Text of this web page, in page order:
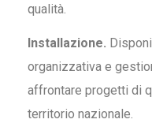
qualità.
Installazione.
organizzativa e
affrontare progetti di
territorio nazionale.